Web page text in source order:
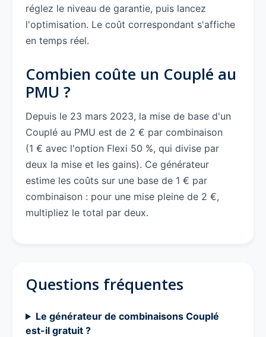
réglez le niveau de garantie, puis lancez
l'optimisation. Le coût correspondant s'affiche
en temps réel.
Combien coûte un Couplé au
PMU ?
Depuis le 23 mars 2023, la mise de base d'un
Couplé au PMU est de 2 € par combinaison
(1 € avec l'option Flexi 50 %, qui divise par
deux la mise et les gains). Ce générateur
estime les coûts sur une base de 1 € par
combinaison : pour une mise pleine de 2 €,
multipliez le total par deux.
Questions fréquentes
Le générateur de combinaisons Couplé
est-il gratuit ?